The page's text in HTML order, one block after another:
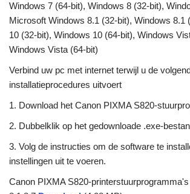
Windows 7 (64-bit), Windows 8 (32-bit),
Microsoft Windows 8.1 (32-bit), Windows 8.1
10 (32-bit), Windows 10 (64-bit), Windows
Windows Vista (64-bit)
Verbind uw pc met internet terwijl u de
installatieprocedures uitvoert
1. Download het Canon PIXMA S820-
2. Dubbelklik op het gedownloade .exe-
3. Volg de instructies om de software te
instellingen uit te voeren.
Canon PIXMA S820-